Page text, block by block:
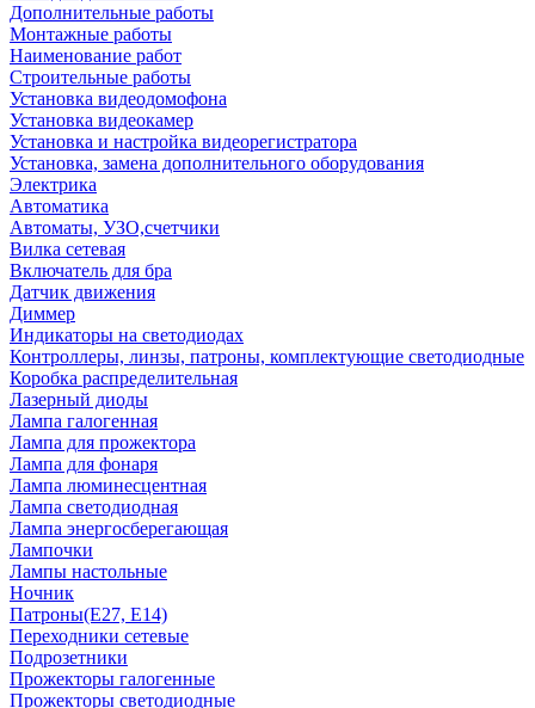
Дополнительные работы
Монтажные работы
Наименование работ
Строительные работы
Установка видеодомофона
Установка видеокамер
Установка и настройка видеорегистратора
Установка, замена дополнительного оборудования
Электрика
Автоматика
Автоматы, УЗО,счетчики
Вилка сетевая
Включатель для бра
Датчик движения
Диммер
Индикаторы на светодиодах
Контроллеры, линзы, патроны, комплектующие светодиодные
Коробка распределительная
Лазерный диоды
Лампа галогенная
Лампа для прожектора
Лампа для фонаря
Лампа люминесцентная
Лампа светодиодная
Лампа энергосберегающая
Лампочки
Лампы настольные
Ночник
Патроны(Е27, Е14)
Переходники сетевые
Подрозетники
Прожекторы галогенные
Прожекторы светодиодные